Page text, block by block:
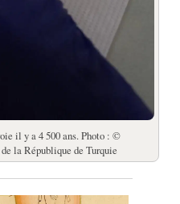
il y a 4 500 ans. Photo : ©
la République de Turquie